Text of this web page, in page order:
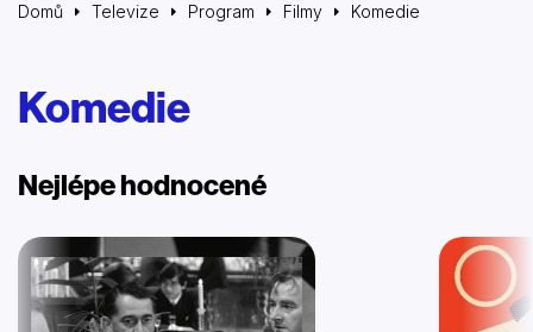
Domů Televize Program Filmy Komedie
Komedie
Nejlépe hodnocené